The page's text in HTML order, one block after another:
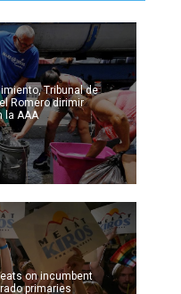
Tribunal de
Romero dirimir
la AAA
on incumbent
primaries